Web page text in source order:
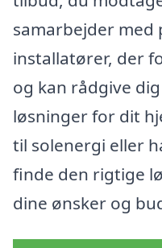
samarbejder med
installatører, der
og kan rådgive
løsninger for dit
til solenergi eller
finde den rigtige
dine ønsker og